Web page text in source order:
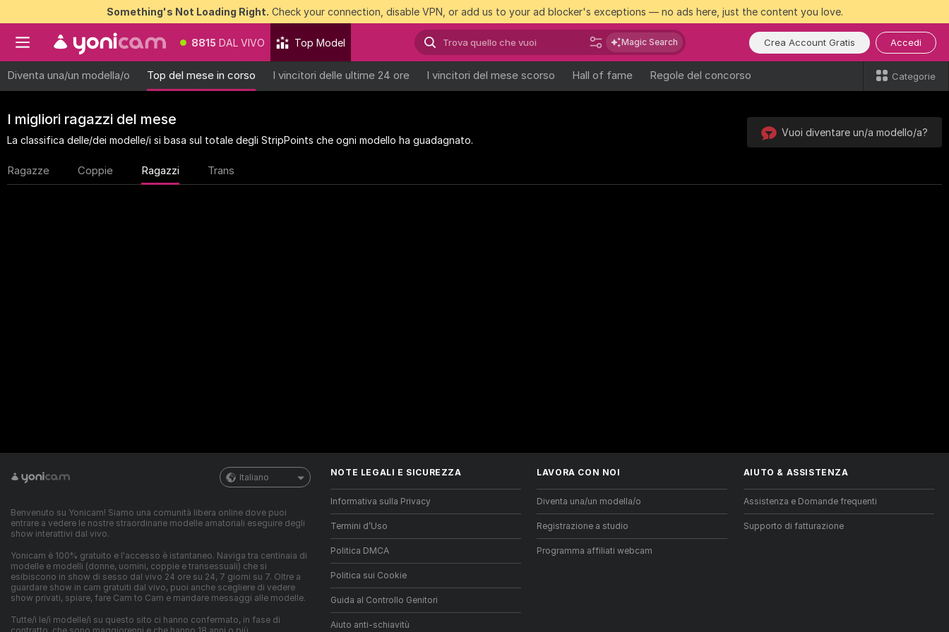
Something's Not Loading Right. Check your connection, disable VPN, or add us to your ad blocker's exceptions — no ads here, just the content you love.
8815 DAL VIVO Top Model Magic Search Crea Account Gratis Accedi
Diventa una/un modella/o Top del mese in corso I vincitori delle ultime 24 ore I vincitori del mese scorso Hall of fame Regole del concorso Categorie
I migliori ragazzi del mese
La classifica delle/dei modelle/i si basa sul totale degli StripPoints che ogni modello ha guadagnato.
Vuoi diventare un/a modello/a?
Ragazze Coppie Ragazzi Trans
Italiano
Benvenuto su Yonicam! Siamo una comunità libera online dove puoi
entrare a vedere le nostre straordinarie modelle amatoriali eseguire degli
show interattivi dal vivo.
Yonicam è 100% gratuito e l'accesso è istantaneo. Naviga tra centinaia di
modelle e modelli (donne, uomini, coppie e transessuali) che si
esibiscono in show di sesso dal vivo 24 ore su 24, 7 giorni su 7. Oltre a
guardare show in cam gratuiti dal vivo, puoi anche scegliere di vedere
show privati, spiare, fare Cam to Cam e mandare messaggi alle modelle.
Tutte/i le/i modelle/i su questo sito ci hanno confermato, in fase di
NOTE LEGALI E SICUREZZA
Informativa sulla Privacy
Termini d’Uso
Politica DMCA
Politica sui Cookie
Guida al Controllo Genitori
Aiuto anti-schiavitù
LAVORA CON NOI
Diventa una/un modella/o
Registrazione a studio
Programma affiliati webcam
AIUTO & ASSISTENZA
Assistenza e Domande frequenti
Supporto di fatturazione